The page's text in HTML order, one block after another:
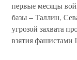
первые месяцы
базы – Таллин,
угрозой захвата
взятия фашистами